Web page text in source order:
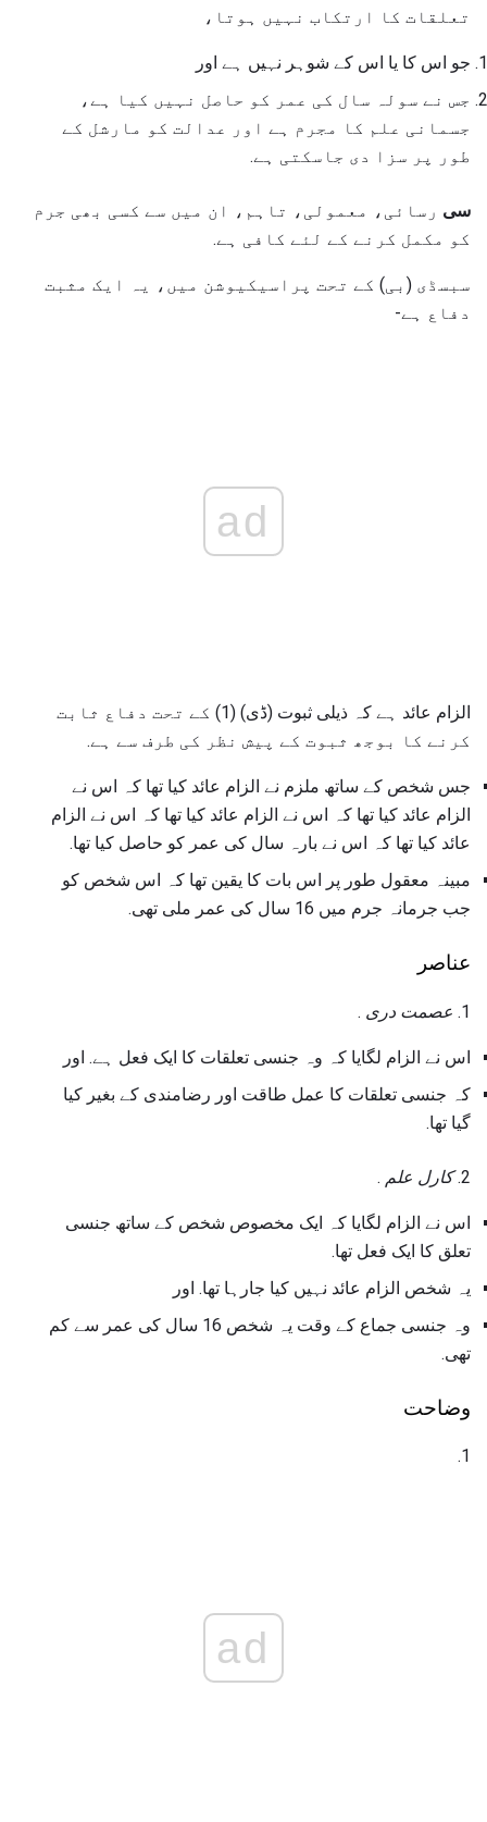
تعلقات کا ارتکاب نہیں ہوتا،
جو اس کا یا اس کے شوہر نہیں ہے اور
جس نے سولہ سال کی عمر کو حاصل نہیں کیا ہے،
جسمانی علم کا مجرم ہے اور عدالت کو مارشل کے
طور پر سزا دی جاسکتی ہے.
سی رسائی، معمولی، تاہم، ان میں سے کسی بھی جرم
کو مکمل کرنے کے لئے کافی ہے.
سبسڈی (بی) کے تحت پراسیکیوشن میں، یہ ایک مثبت
دفاع ہے-
ad
الزام عائد ہے کہ ذیلی ثبوت (ڈی) (1) کے تحت دفاع ثابت
کرنے کا بوجھ ثبوت کے پیش نظر کی طرف سے ہے.
جس شخص کے ساتھ ملزم نے الزام عائد کیا تھا کہ اس نے
الزام عائد کیا تھا کہ اس نے الزام عائد کیا تھا کہ اس نے الزام
عائد کیا تھا کہ اس نے بارہ سال کی عمر کو حاصل کیا تھا.
مبینہ معقول طور پر اس بات کا یقین تھا کہ اس شخص کو
جب جرمانہ جرم میں 16 سال کی عمر ملی تھی.
عناصر
1. عصمت دری .
اس نے الزام لگایا کہ وہ جنسی تعلقات کا ایک فعل ہے. اور
کہ جنسی تعلقات کا عمل طاقت اور رضامندی کے بغیر کیا
گیا تھا.
2. کارل علم .
اس نے الزام لگایا کہ ایک مخصوص شخص کے ساتھ جنسی
تعلق کا ایک فعل تھا.
یہ شخص الزام عائد نہیں کیا جارہا تھا. اور
وہ جنسی جماع کے وقت یہ شخص 16 سال کی عمر سے کم
تھی.
وضاحت
1.
ad